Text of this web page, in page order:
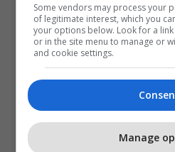
Some vendors may process your
of legitimate interest, which you
your options below. Look for a
or in the site menu to manage or
and cookie settings.
Manage